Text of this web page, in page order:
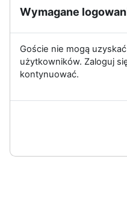
Wymagane
Goście nie mogą
użytkowników. Zaloguj
kontynuować.